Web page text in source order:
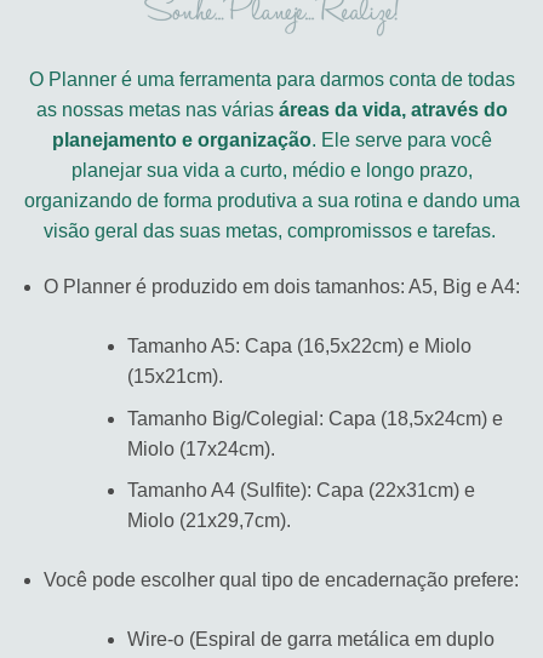
O Planner é uma ferramenta para darmos conta de todas
as nossas metas nas várias áreas da vida, através do
planejamento e organização. Ele serve para você
planejar sua vida a curto, médio e longo prazo,
organizando de forma produtiva a sua rotina e dando uma
visão geral das suas metas, compromissos e tarefas.
O Planner é produzido em dois tamanhos: A5, Big e A4:
Tamanho A5: Capa (16,5x22cm) e Miolo
(15x21cm).
Tamanho Big/Colegial: Capa (18,5x24cm) e
Miolo (17x24cm).
Tamanho A4 (Sulfite): Capa (22x31cm) e
Miolo (21x29,7cm).
Você pode escolher qual tipo de encadernação prefere:
Wire-o (Espiral de garra metálica em duplo